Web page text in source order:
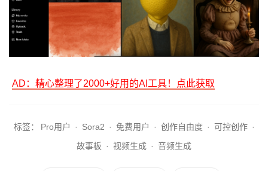
AD：精心整理了2000+好用的AI工具！点此获取
标签： Pro用户 · Sora2 · 免费用户 · 创作自由度 · 可控创作 ·
故事板 · 视频生成 · 音频生成